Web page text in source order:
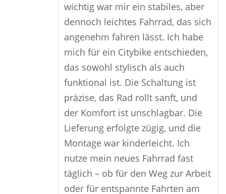
wichtig war mir ein stabiles, aber
dennoch leichtes Fahrrad, das sich
angenehm fahren lässt. Ich habe
mich für ein Citybike entschieden,
das sowohl stylisch als auch
funktional ist. Die Schaltung ist
präzise, das Rad rollt sanft, und
der Komfort ist unschlagbar. Die
Lieferung erfolgte zügig, und die
Montage war kinderleicht. Ich
nutze mein neues Fahrrad fast
täglich – ob für den Weg zur Arbeit
oder für entspannte Fahrten am